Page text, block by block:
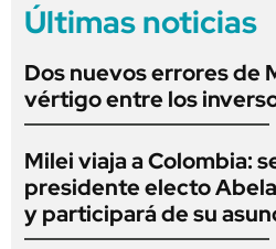
Últimas noticias
Dos nuevos errores de
vértigo entre los
Milei viaja a Colombia:
presidente electo
y participará de su